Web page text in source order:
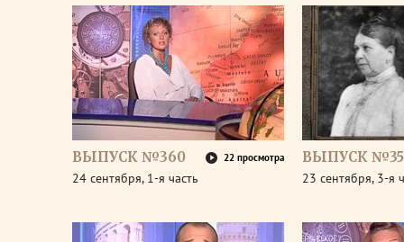
ВЫПУСК №360 22 просмотра
24 сентября, 1-я часть
ВЫПУСК
23 сентября, 3-я